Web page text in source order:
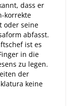
dass er
korrekte
oder seine
abfasst.
ist es
in die
zu legen.
der
keine